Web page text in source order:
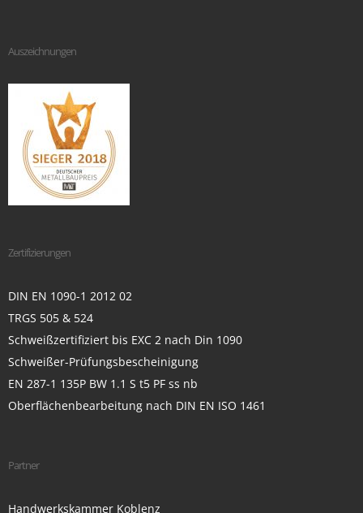
Auszeichnungen
Zertifizierungen
DIN EN 1090-1 2012 02
TRGS 505 & 524
Schweißzertifiziert bis EXC 2 nach Din 1090
Schweißer-Prüfungsbescheinigung
EN 287-1 135P BW 1.1 S t5 PF ss nb
Oberflächenbearbeitung nach DIN EN ISO 1461
Partner
Handwerkskammer Koblenz